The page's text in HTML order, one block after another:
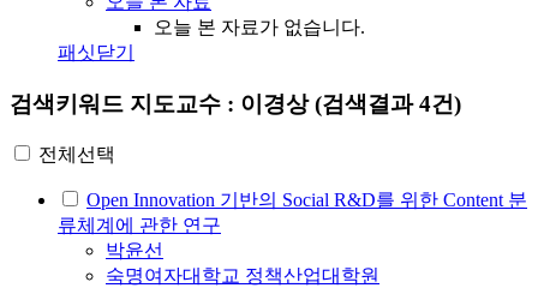
오늘 본 자료가 없습니다.
패싯닫기
검색키워드 지도교수 : 이경상(검색결과 4건)
전체선택
Open Innovation 기반의 Social R&D를 위한 Content 분
류체계에 관한 연구
박윤선
숙명여자대학교 정책산업대학원